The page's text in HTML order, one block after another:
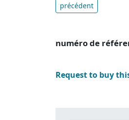
précédent
numéro de
Request to buy